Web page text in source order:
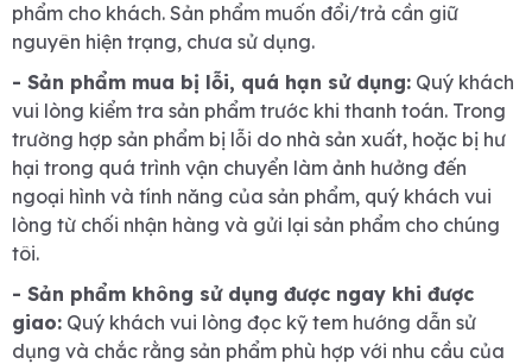
phẩm cho khách. Sản phẩm muốn đổi/trả cần giữ
nguyên hiện trạng, chưa sử dụng.
- Sản phẩm mua bị lỗi, quá hạn sử dụng: Quý khách
vui lòng kiểm tra sản phẩm trước khi thanh toán. Trong
trường hợp sản phẩm bị lỗi do nhà sản xuất, hoặc bị hư
hại trong quá trình vận chuyển làm ảnh hưởng đến
ngoại hình và tính năng của sản phẩm, quý khách vui
lòng từ chối nhận hàng và gửi lại sản phẩm cho chúng
tôi.
- Sản phẩm không sử dụng được ngay khi được
giao: Quý khách vui lòng đọc kỹ tem hướng dẫn sử
dụng và chắc rằng sản phẩm phù hợp với nhu cầu của